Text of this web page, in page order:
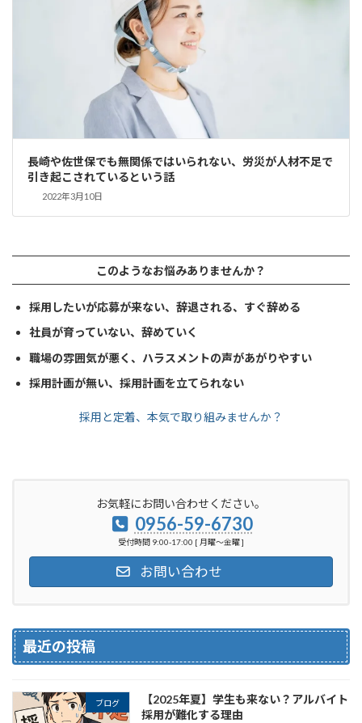
長崎や佐世保でも無関係ではいられない、労災が人材不足で
引き起こされているという話
2022年3月10日
このようなお悩みありませんか？
採用したいが応募が来ない、辞退される、すぐ辞める
社員が育っていない、辞めていく
職場の雰囲気が悪く、ハラスメントの声があがりやすい
採用計画が無い、採用計画を立てられない
採用と定着、本気で取り組みませんか？
お気軽にお問い合わせください。
0956-59-6730
受付時間 9:00-17:00 [ 月曜～金曜 ]
お問い合わせ
最近の投稿
ブログ
【2025年夏】学生も来ない？アルバイト
採用が難化する理由